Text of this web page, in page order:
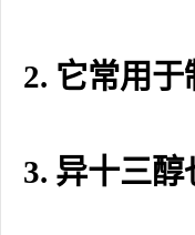
2. 它常用
3. 异十三